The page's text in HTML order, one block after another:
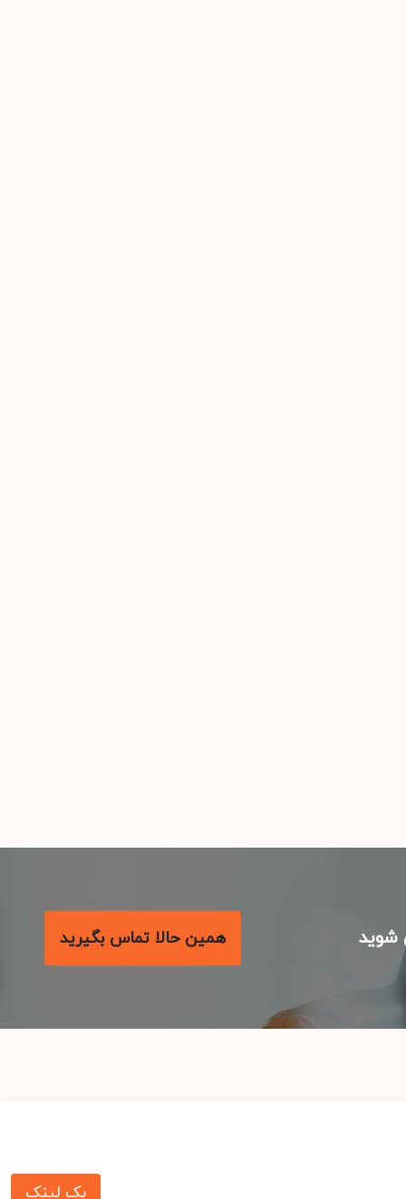
همین حالا تماس بگیرید
بک لینک